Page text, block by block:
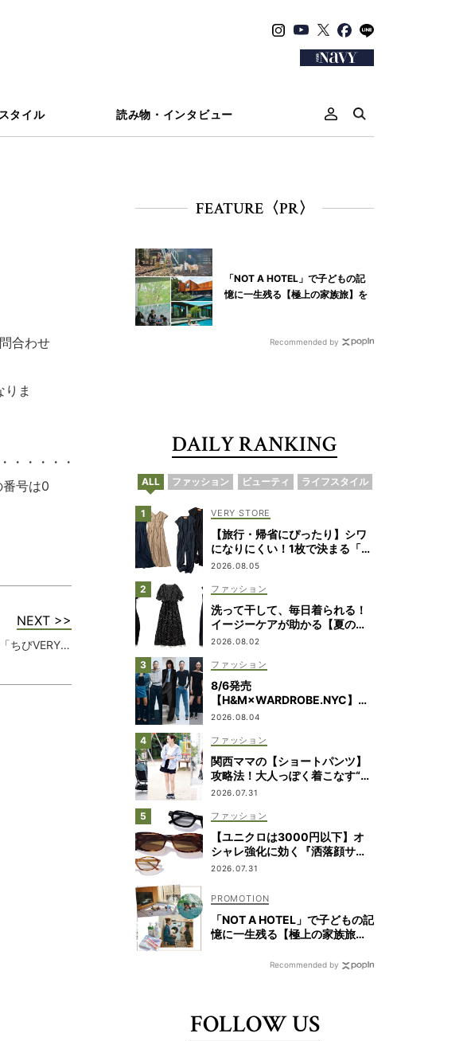
タイル 読み物・インタビュー
合わせ
りま
・・・・・・・・・・・・・・・・・・・・・・・・・・・・・・・・・・
番号は0
NEXT >>
VERY11月号、大好評発売中！！別冊付録「ちびVERY」ついてます♪
FEATURE〈PR〉
「NOT A HOTEL」で子どもの記
憶に一生残る【極上の家族旅】を
Recommended by
DAILY RANKING
ALL ファッション ビューティ ライフスタイル
VERY STORE
【旅行・帰省にぴったり】シワ
になりにくい！1枚で決まる「ワ
ンピ&オールインワン」2選
2026.08.05
ファッション
洗って干して、毎日着られる！
イージーケアが助かる【夏の相
棒ワンピ】8選
2026.08.02
ファッション
8/6発売
【H&M×WARDROBE.NYC】ル
ック＆全アイテムをチェック
2026.08.04
ファッション
関西ママの【ショートパンツ】
攻略法！大人っぽく着こなす“マ
イルール”を拝見
2026.07.31
ファッション
【ユニクロは3000円以下】オ
シャレ強化に効く『洒落顔サン
グラス』は“ナローフォルム”が
2026.07.31
「NOT A HOTEL」で子どもの記
憶に一生残る【極上の家族旅】
Recommended by
FOLLOW US